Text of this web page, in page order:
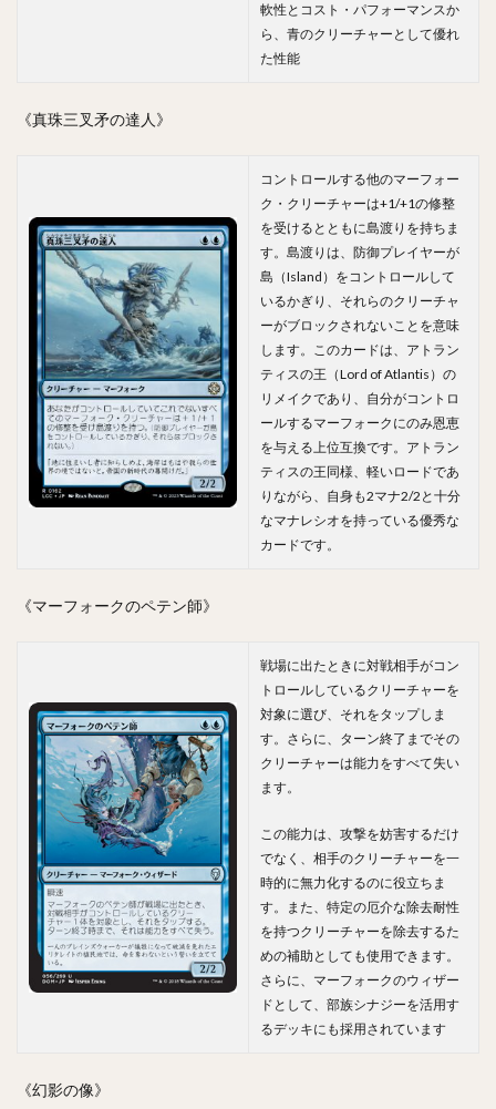
軟性とコスト・パフォーマンスか
ら、青のクリーチャーとして優れ
た性能
《真珠三叉矛の達人》
コントロールする他のマーフォー
ク・クリーチャーは+1/+1の修整
を受けるとともに島渡りを持ちま
す。島渡りは、防御プレイヤーが
島（Island）をコントロールして
いるかぎり、それらのクリーチャ
ーがブロックされないことを意味
します。このカードは、アトラン
ティスの王（Lord of Atlantis）の
リメイクであり、自分がコントロ
ールするマーフォークにのみ恩恵
を与える上位互換です。アトラン
ティスの王同様、軽いロードであ
りながら、自身も2マナ2/2と十分
なマナレシオを持っている優秀な
カードです。
《マーフォークのペテン師》
戦場に出たときに対戦相手がコン
トロールしているクリーチャーを
対象に選び、それをタップしま
す。さらに、ターン終了までその
クリーチャーは能力をすべて失い
ます。
この能力は、攻撃を妨害するだけ
でなく、相手のクリーチャーを一
時的に無力化するのに役立ちま
す。また、特定の厄介な除去耐性
を持つクリーチャーを除去するた
めの補助としても使用できます。
さらに、マーフォークのウィザー
ドとして、部族シナジーを活用す
るデッキにも採用されています
《幻影の像》